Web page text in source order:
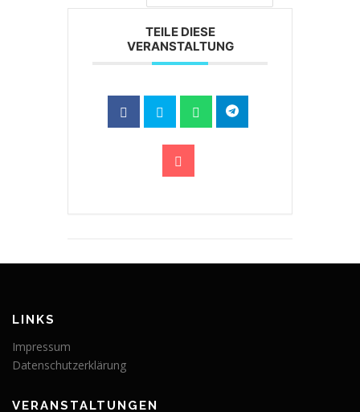
TEILE DIESE
VERANSTALTUNG
LINKS
Impressum
Datenschutzerklärung
VERANSTALTUNGEN